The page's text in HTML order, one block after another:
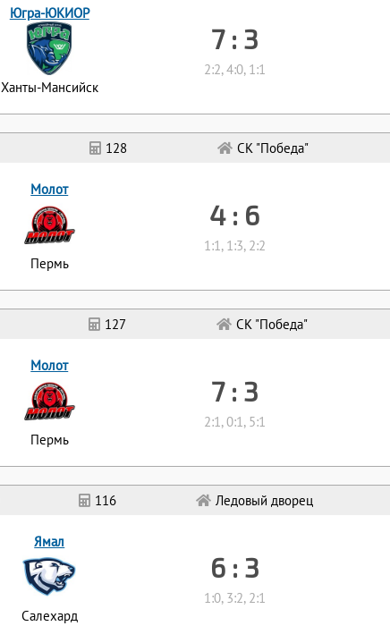
116 Ледовый дворец
Ямал
Салехард
6 : 3
1:0, 3:2, 2:1
127 СК "Победа"
Молот
Пермь
7 : 3
2:1, 0:1, 5:1
128 СК "Победа"
Молот
Пермь
4 : 6
1:1, 1:3, 2:2
Югра-ЮКИОР
Ханты-Мансийск
7 : 3
2:2, 4:0, 1:1